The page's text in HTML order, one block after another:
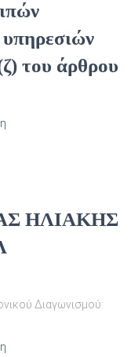
του άρθρου
ΗΛΙΑΚΗΣ
Διαγωνισμού: